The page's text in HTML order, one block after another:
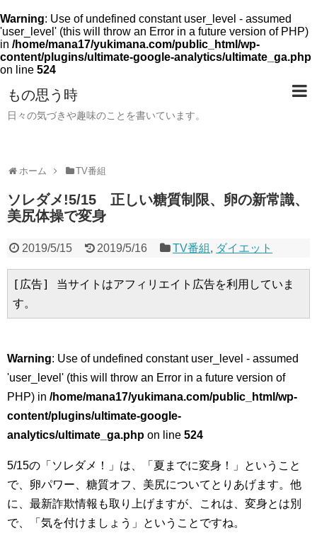
Warning: Use of undefined constant user_level - assumed
'user_level' (this will throw an Error in a future version of PHP)
in /home/mana17/yukimana.com/public_html/wp-
content/plugins/ultimate-google-analytics/ultimate_ga.php
on line 524
もの思う時
日々の気づきや趣味のことを書いています。
ホーム TV番組
ソレダメ!5/15 正しい糖質制限、卵の新常識、
美尻体操で変身
2019/5/15 2019/5/16 TV番組 , ダイエット
[広告] 当サイトはアフィリエイト広告を利用していま
す。
Warning: Use of undefined constant user_level - assumed
'user_level' (this will throw an Error in a future version of
PHP) in /home/mana17/yukimana.com/public_html/wp-
content/plugins/ultimate-google-
analytics/ultimate_ga.php on line 524
5/15の「ソレダメ！」は、「夏までに変身！」ということ
で、卵パワー、糖質オフ、美尻についてとりあげます。他
に、最新詐欺情報も取り上げますが、これは、変身とは別
で、「気を付けましょう」ということですね。